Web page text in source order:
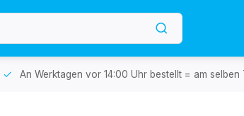
An Werktagen vor 14:00 Uhr bestellt = am selben